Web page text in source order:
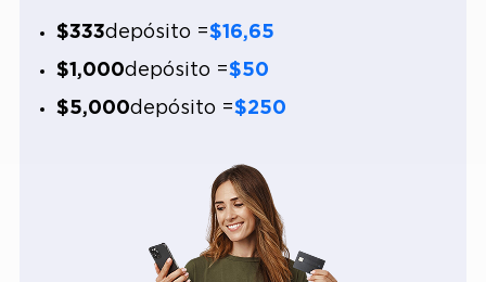
$333depósito =$16,65
$1,000depósito =$50
$5,000depósito =$250